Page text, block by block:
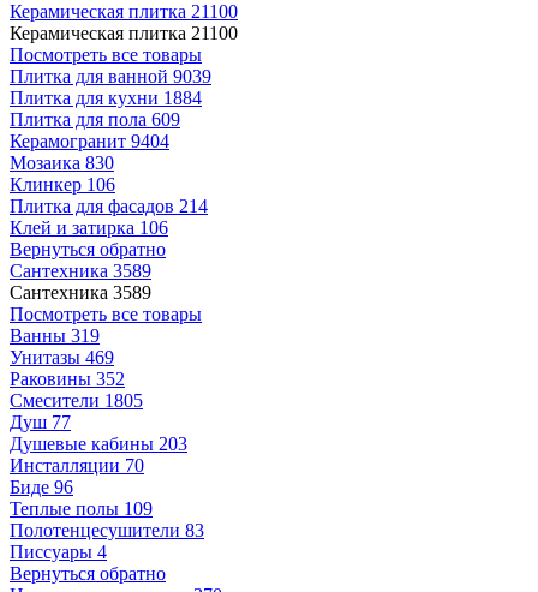
Керамическая плитка 21100
Керамическая плитка 21100
Посмотреть все товары
Плитка для ванной 9039
Плитка для кухни 1884
Плитка для пола 609
Керамогранит 9404
Мозаика 830
Клинкер 106
Плитка для фасадов 214
Клей и затирка 106
Вернуться обратно
Сантехника 3589
Сантехника 3589
Посмотреть все товары
Ванны 319
Унитазы 469
Раковины 352
Смесители 1805
Душ 77
Душевые кабины 203
Инсталляции 70
Биде 96
Теплые полы 109
Полотенцесушители 83
Писсуары 4
Вернуться обратно